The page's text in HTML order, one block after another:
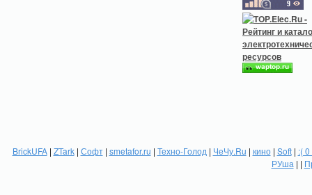
BrickUFA| ZTark| Софт| smetafor.ru | Техно-Голод | ЧеЧу.Ru | кино| Soft| :(
РУша | |